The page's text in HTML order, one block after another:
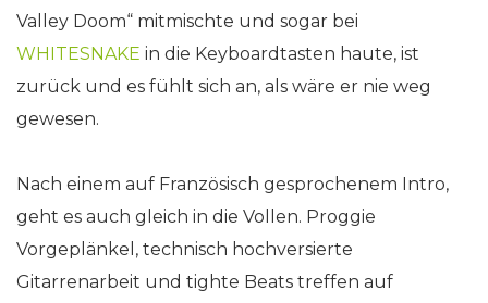
Valley Doom“ mitmischte und sogar bei
WHITESNAKE in die Keyboardtasten haute, ist
zurück und es fühlt sich an, als wäre er nie weg
gewesen.
Nach einem auf Französisch gesprochenem Intro,
geht es auch gleich in die Vollen. Proggie
Vorgeplänkel, technisch hochversierte
Gitarrenarbeit und tighte Beats treffen auf